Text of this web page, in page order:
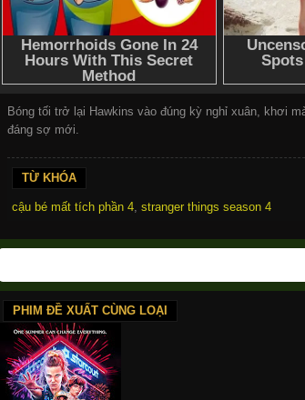
Bóng tối trở lại Hawkins vào đúng kỳ nghỉ xuân, khơi
đáng sợ mới.
TỪ KHÓA
cậu bé mất tích phần 4, stranger things season 4
PHIM ĐỀ XUẤT CÙNG LOẠI